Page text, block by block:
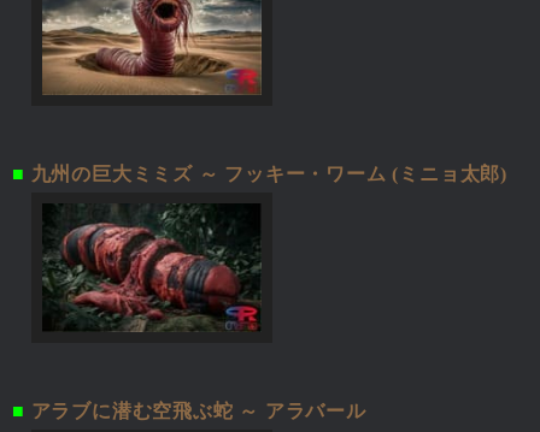
■ 九州の巨大ミミズ ～ フッキー・ワーム (ミニョ太郎)
■ アラブに潜む空飛ぶ蛇 ～ アラバール